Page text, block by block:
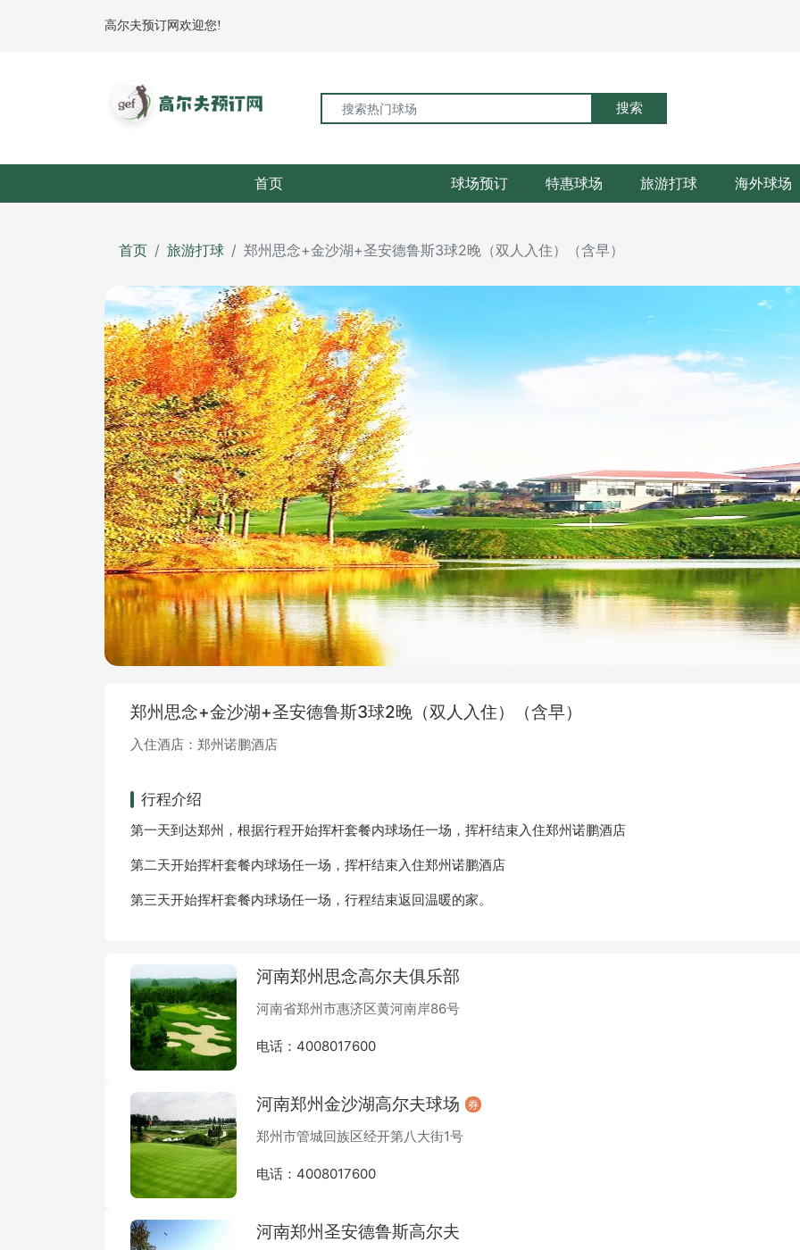
高尔夫预订网欢迎您!
搜索
首页 球场预订 特惠球场 旅游打球 海外球场
首页 旅游打球 郑州思念+金沙湖+圣安德鲁斯3球2晚（双人入住）（含早）
Previous
郑州思念+金沙湖+圣安德鲁斯3球2晚（双人入住）（含早）
入住酒店：郑州诺鹏酒店
行程介绍
第一天到达郑州，根据行程开始挥杆套餐内球场任一场，挥杆结束入住郑州诺鹏酒店
第二天开始挥杆套餐内球场任一场，挥杆结束入住郑州诺鹏酒店
第三天开始挥杆套餐内球场任一场，行程结束返回温暖的家。
河南郑州思念高尔夫俱乐部
河南省郑州市惠济区黄河南岸86号
电话：4008017600
河南郑州金沙湖高尔夫球场
郑州市管城回族区经开第八大街1号
电话：4008017600
河南郑州圣安德鲁斯高尔夫